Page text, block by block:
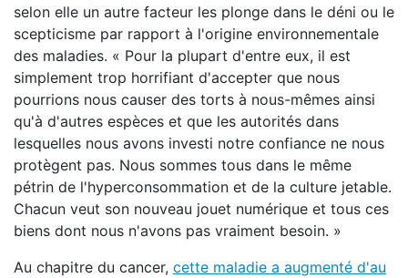
selon elle un autre facteur les plonge dans le déni ou le
scepticisme par rapport à l'origine environnementale
des maladies. « Pour la plupart d'entre eux, il est
simplement trop horrifiant d'accepter que nous
pourrions nous causer des torts à nous-mêmes ainsi
qu'à d'autres espèces et que les autorités dans
lesquelles nous avons investi notre confiance ne nous
protègent pas. Nous sommes tous dans le même
pétrin de l'hyperconsommation et de la culture jetable.
Chacun veut son nouveau jouet numérique et tous ces
biens dont nous n'avons pas vraiment besoin. »
Au chapitre du cancer, cette maladie a augmenté d'au